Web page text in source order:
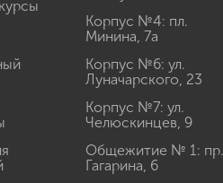
Корпус №4: пл.
Минина, 7а
Корпус №6: ул.
Луначарского, 23
Корпус №7: ул.
Челюскинцев, 9
Общежитие № 1: пр.
Гагарина, 6